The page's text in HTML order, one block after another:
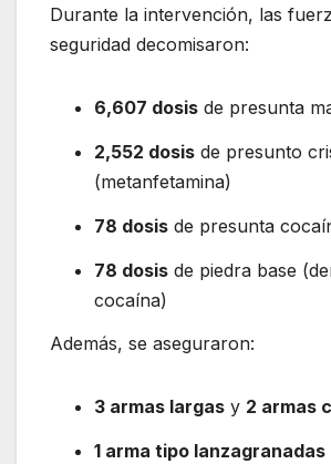
Durante la intervención, las
seguridad decomisaron:
6,607 dosis de presunta
2,552 dosis de presunto
(metanfetamina)
78 dosis de presunta
78 dosis de piedra base
cocaína)
Además, se aseguraron:
3 armas largas y 2 armas
1 arma tipo lanzagranadas